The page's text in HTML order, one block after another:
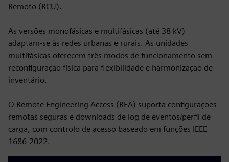
Remoto (RCU).
As versões monofásicas e multifásicas (até 38 kV)
adaptam-se às redes urbanas e rurais. As unidades
multifásicas oferecem três modos de funcionamento sem
reconfiguração física para flexibilidade e harmonização de
inventário.
O Remote Engineering Access (REA) suporta configurações
remotas seguras e downloads de log de eventos/perfil de
carga, com controlo de acesso baseado em funções IEEE
1686‑2022.